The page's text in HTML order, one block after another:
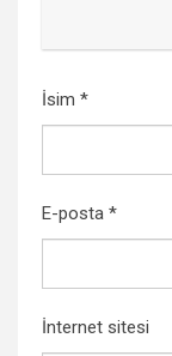
İsim *
E-posta *
İnternet sitesi